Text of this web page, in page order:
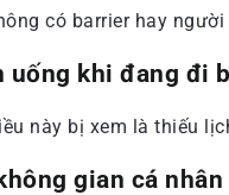
có barrier hay
uống khi đang đi
này bị xem là thiếu
gian cá nhân